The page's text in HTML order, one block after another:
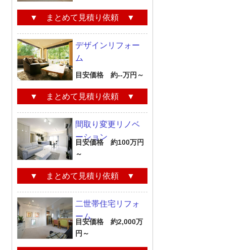
▼ まとめて見積り依頼 ▼
デザインリフォー
ム
目安価格 約--万円～
▼ まとめて見積り依頼 ▼
間取り変更リノベ
ーション
目安価格 約100万円
～
▼ まとめて見積り依頼 ▼
二世帯住宅リフォ
ーム
目安価格 約2,000万
円～